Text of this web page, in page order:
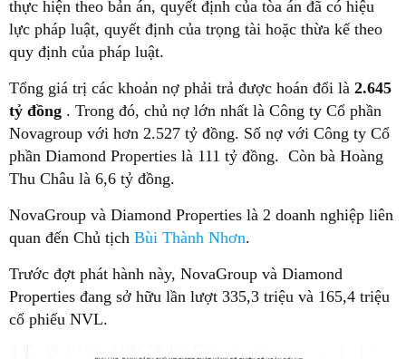
thực hiện theo bản án, quyết định của tòa án đã có hiệu
lực pháp luật, quyết định của trọng tài hoặc thừa kế theo
quy định của pháp luật.
Tổng giá trị các khoản nợ phải trả được hoán đổi là 2.645
tỷ đồng . Trong đó, chủ nợ lớn nhất là Công ty Cổ phần
Novagroup với hơn 2.527 tỷ đồng. Số nợ với Công ty Cổ
phần Diamond Properties là 111 tỷ đồng. Còn bà Hoàng
Thu Châu là 6,6 tỷ đồng.
NovaGroup và Diamond Properties là 2 doanh nghiệp liên
quan đến Chủ tịch Bùi Thành Nhơn.
Trước đợt phát hành này, NovaGroup và Diamond
Properties đang sở hữu lần lượt 335,3 triệu và 165,4 triệu
cổ phiếu NVL.